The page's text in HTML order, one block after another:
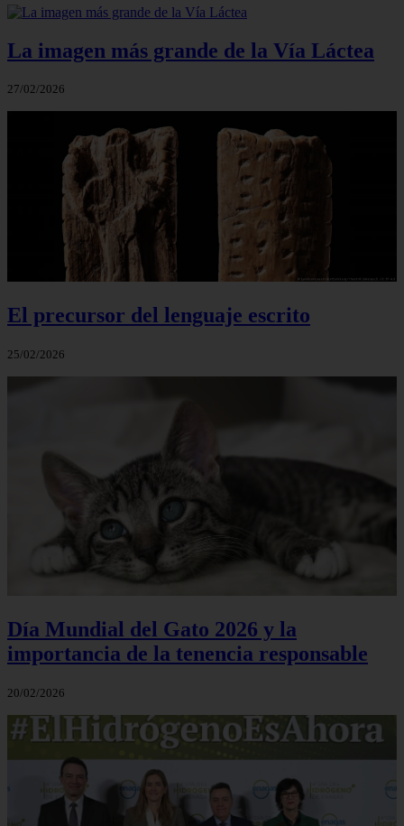
La imagen más grande de la Vía Láctea
27/02/2026
El precursor del lenguaje escrito
25/02/2026
Día Mundial del Gato 2026 y la
importancia de la tenencia responsable
20/02/2026